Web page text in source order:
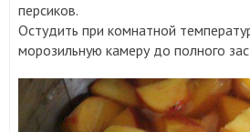
персиков.
Остудить при комнатной
морозильную камеру до полного